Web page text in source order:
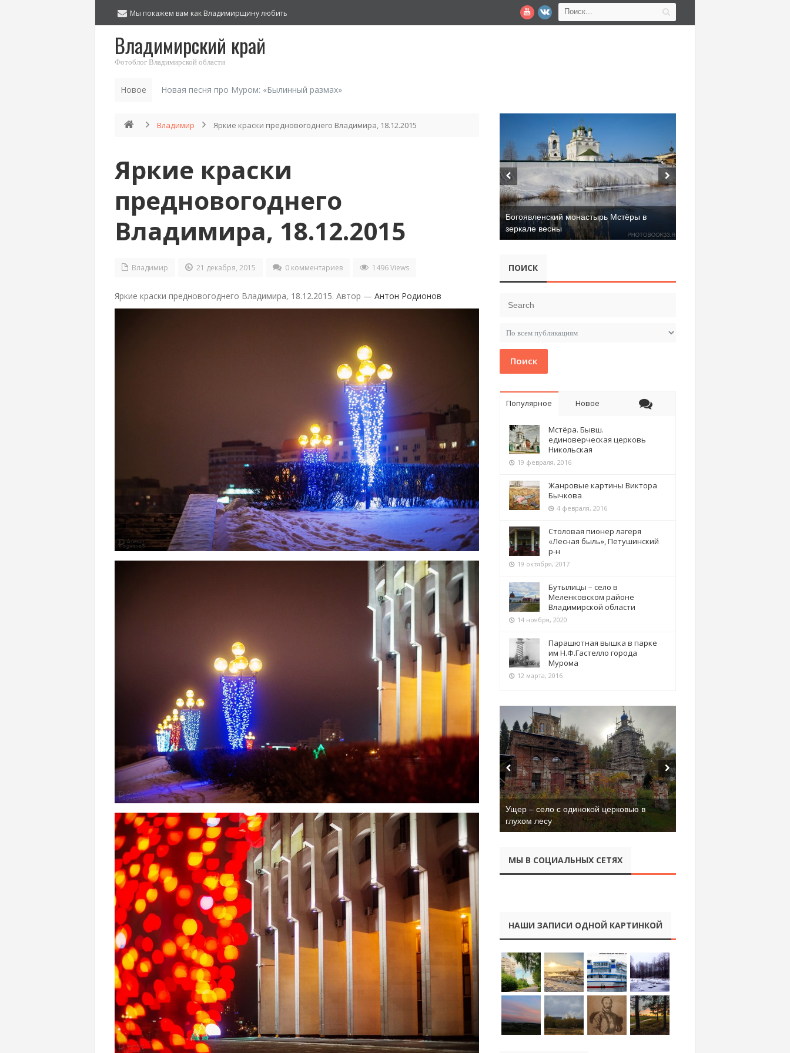
Мы покажем вам как Владимирщину любить
Владимирский край
Фотоблог Владимирской области
Новое Новая песня про Муром: «Былинный размах»
Владимир Яркие краски предновогоднего Владимира, 18.12.2015
Яркие краски
предновогоднего
Владимира, 18.12.2015
Владимир 21 декабря, 2015 0 комментариев 1496 Views
Яркие краски предновогоднего Владимира, 18.12.2015. Автор — Антон Родионов
Богоявленский монастырь Мстёры в
зеркале весны
ПОИСК
Поиск
Популярное Новое
Мстёра. Бывш.
единоверческая церковь
Никольская
19 февраля, 2016
Жанровые картины Виктора
Бычкова
4 февраля, 2016
Столовая пионер лагеря
«Лесная быль», Петушинский
р-н
19 октября, 2017
Бутылицы – село в
Меленковском районе
Владимирской области
14 ноября, 2020
Парашютная вышка в парке
им Н.Ф.Гастелло города
Мурома
12 марта, 2016
Ущер – село с одинокой церковью в
глухом лесу
МЫ В СОЦИАЛЬНЫХ СЕТЯХ
НАШИ ЗАПИСИ ОДНОЙ КАРТИНКОЙ